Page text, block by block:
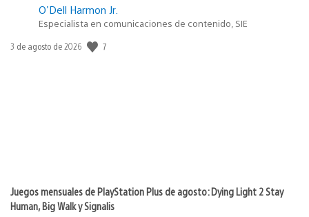
O'Dell Harmon Jr.
Especialista en comunicaciones de contenido, SIE
Fecha
3 de agosto de 2026 7
Juegos mensuales de PlayStation Plus de agosto: Dying Light 2 Stay
Human, Big Walk y Signalis